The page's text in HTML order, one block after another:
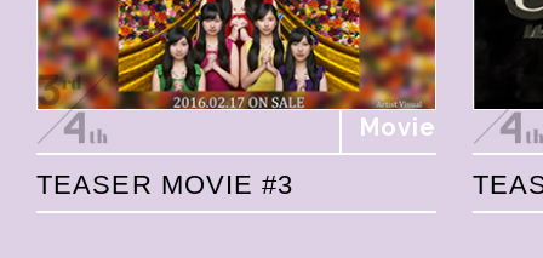
Movie
TEASER MOVIE #3